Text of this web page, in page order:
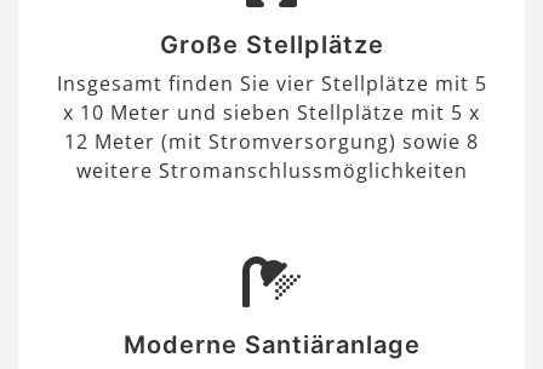
Große Stellplätze
Insgesamt finden Sie vier Stellplätze mit 5
x 10 Meter und sieben Stellplätze mit 5 x
12 Meter (mit Stromversorgung) sowie 8
weitere Stromanschlussmöglichkeiten
Moderne Santiäranlage